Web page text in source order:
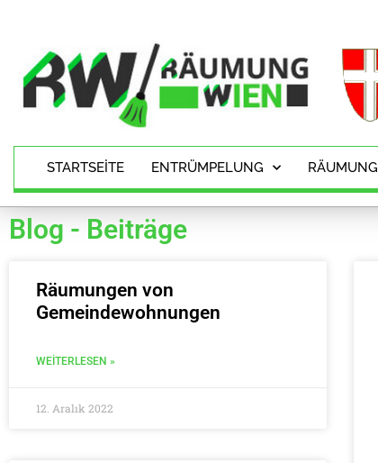
STARTSEITE ENTRÜMPELUNG RÄUMUNG
Blog - Beiträge
Räumungen von
Gemeindewohnungen
WEITERLESEN »
12. Aralık 2022